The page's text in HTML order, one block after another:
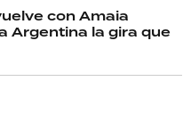
con Amaia
Argentina la gira que